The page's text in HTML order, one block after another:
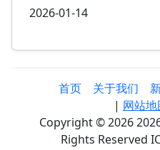
2026-01-14
首页 关于我们
| 网站地
Copyright © 2026
Rights Reserved